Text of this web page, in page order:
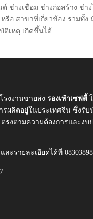
ช่างเชื่อม ช่างก่อสร้าง ช่า
รือ สาขาที่เกี่ยวข้อง รวมทั้ง
เหตุ เกิดขึ้นได้...
รงงานขายส่ง รองเท้าเซฟตี้
รผลิตอยู่ในประเทศจีน ซึ่งรับ
รงตามความต้องการและงบ
ะรายละเอียดได้ที่